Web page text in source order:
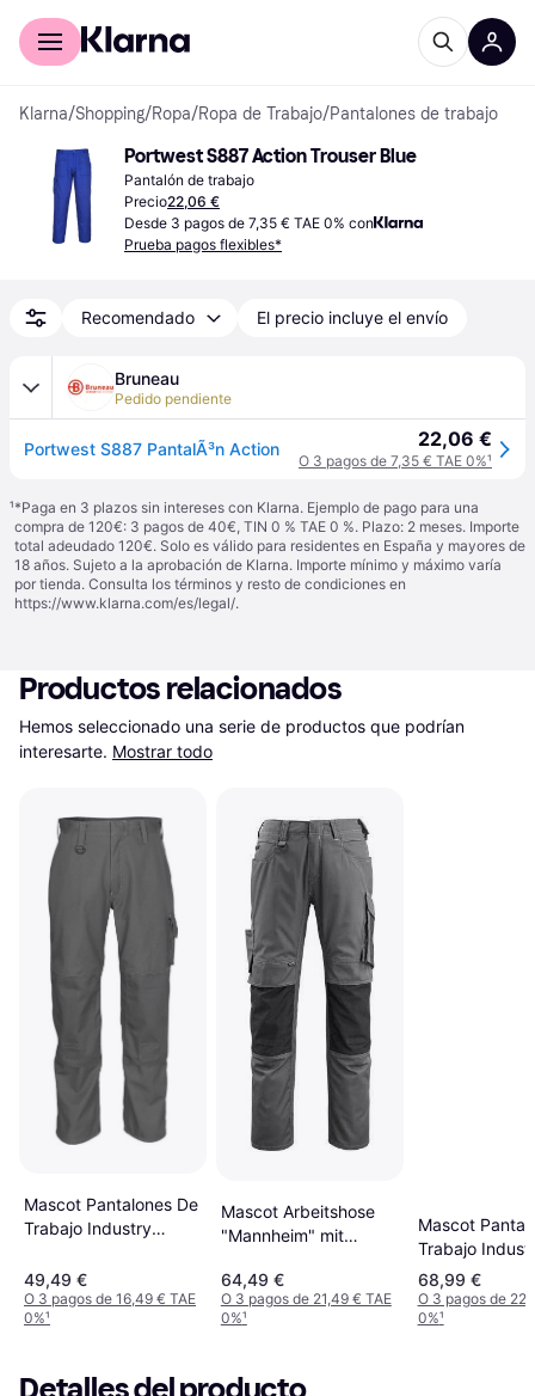
Comprar con Klarna
Klarna/Shopping/Ropa/Ropa de Trabajo/Pantalones de trabajo
Portwest S887 Action Trouser Blue
Pantalón de trabajo
Precio22,06 €
Desde 3 pagos de 7,35 € TAE 0% con
Prueba pagos flexibles*
Recomendado El precio incluye el envío
Bruneau
Pedido pendiente
Portwest S887 PantalÃ³n Action 22,06 €
O 3 pagos de 7,35 € TAE 0%¹
¹*Paga en 3 plazos sin intereses con Klarna. Ejemplo de pago para una
compra de 120€: 3 pagos de 40€, TIN 0 % TAE 0 %. Plazo: 2 meses. Importe
total adeudado 120€. Solo es válido para residentes en España y mayores de
18 años. Sujeto a la aprobación de Klarna. Importe mínimo y máximo varía
por tienda. Consulta los términos y resto de condiciones en
https://www.klarna.com/es/legal/.
Productos relacionados
Hemos seleccionado una serie de productos que podrían
interesarte. Mostrar todo
Mascot Pantalones De
Trabajo Industry
49,49 €
O 3 pagos de 16,49 € TAE
0%¹
Mascot Arbeitshose
"Mannheim" mit
Schwarz 82C51
64,49 €
O 3 pagos de 21,49 € TAE
0%¹
Mascot
Trabajo
10179 Dark
68,99 €
O 3 pagos de
0%¹